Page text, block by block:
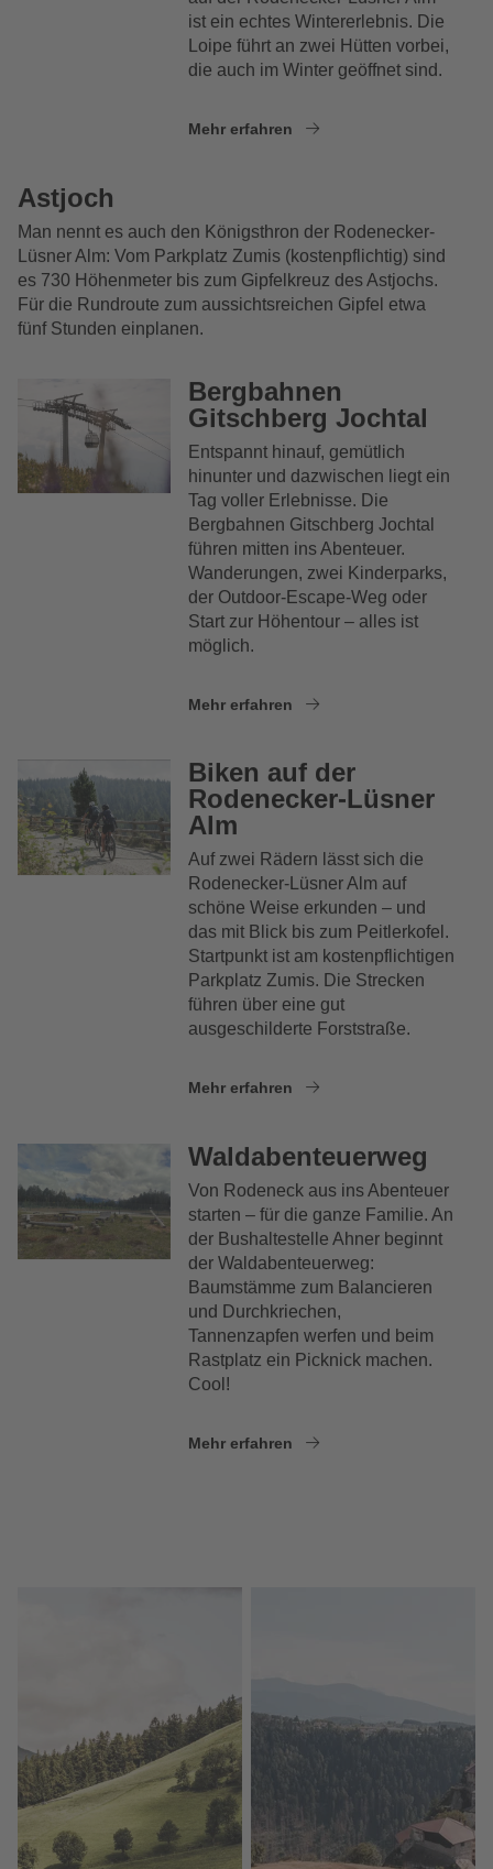
ist ein echtes Wintererlebnis. Die
Loipe führt an zwei Hütten vorbei,
die auch im Winter geöffnet sind.
Mehr erfahren
Astjoch
Man nennt es auch den Königsthron der Rodenecker-
Lüsner Alm: Vom Parkplatz Zumis (kostenpflichtig) sind
es 730 Höhenmeter bis zum Gipfelkreuz des Astjochs.
Für die Rundroute zum aussichtsreichen Gipfel etwa
fünf Stunden einplanen.
Bergbahnen
Gitschberg Jochtal
Entspannt hinauf, gemütlich
hinunter und dazwischen liegt ein
Tag voller Erlebnisse. Die
Bergbahnen Gitschberg Jochtal
führen mitten ins Abenteuer.
Wanderungen, zwei Kinderparks,
der Outdoor-Escape-Weg oder
Start zur Höhentour – alles ist
möglich.
Mehr erfahren
Biken auf der
Rodenecker-Lüsner
Alm
Auf zwei Rädern lässt sich die
Rodenecker-Lüsner Alm auf
schöne Weise erkunden – und
das mit Blick bis zum Peitlerkofel.
Startpunkt ist am kostenpflichtigen
Parkplatz Zumis. Die Strecken
führen über eine gut
ausgeschilderte Forststraße.
Mehr erfahren
Waldabenteuerweg
Von Rodeneck aus ins Abenteuer
starten – für die ganze Familie. An
der Bushaltestelle Ahner beginnt
der Waldabenteuerweg:
Baumstämme zum Balancieren
und Durchkriechen,
Tannenzapfen werfen und beim
Rastplatz ein Picknick machen.
Cool!
Mehr erfahren